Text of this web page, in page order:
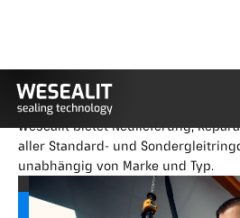
Reparatur und
Gleitringdichtungen
Wesealit bietet Neulieferung,
aller Standard- und
unabhängig von Marke und Typ.